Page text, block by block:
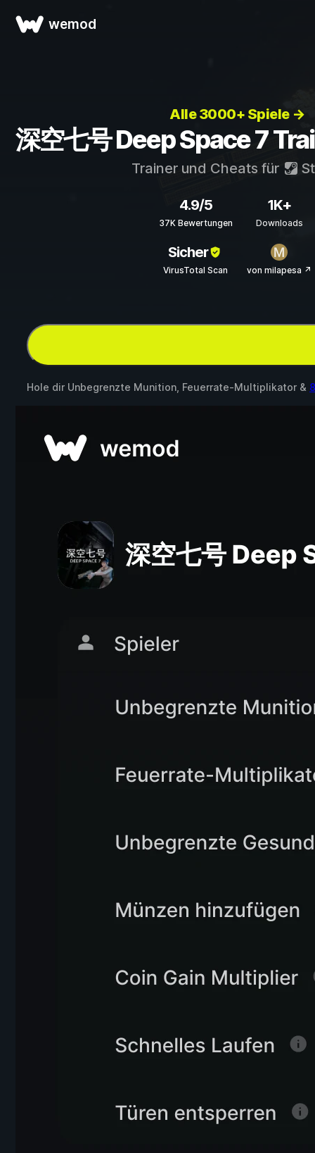
wemod
Alle 3000+ Spiele →
深空七号 Deep Space 7
Trainer und Cheats für
4.9/5
37K Bewertungen
1K+
Downloads
Sicher
VirusTotal Scan von milapesa ↗
Hole dir Unbegrenzte Munition, Feuerrate-Multiplikator &